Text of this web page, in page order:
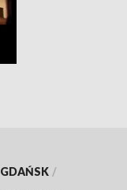
GDAŃSK /